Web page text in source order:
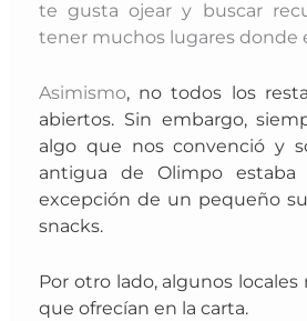
te gusta ojear y buscar
tener muchos lugares donde
Asimismo, no todos los
abiertos. Sin embargo,
algo que nos convenció y
antigua de Olimpo estaba
excepción de un pequeño
snacks.
Por otro lado, algunos
que ofrecían en la carta.